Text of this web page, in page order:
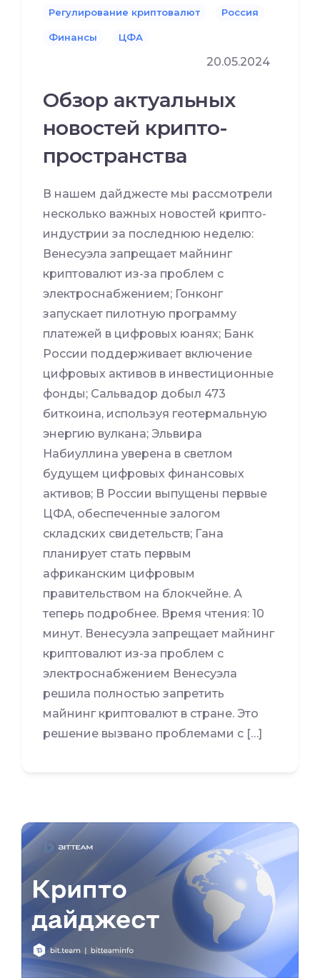
Регулирование криптовалют Россия
Финансы ЦФА
20.05.2024
Обзор актуальных
новостей крипто-
пространства
В нашем дайджесте мы рассмотрели
несколько важных новостей крипто-
индустрии за последнюю неделю:
Венесуэла запрещает майнинг
криптовалют из-за проблем с
электроснабжением; Гонконг
запускает пилотную программу
платежей в цифровых юанях; Банк
России поддерживает включение
цифровых активов в инвестиционные
фонды; Сальвадор добыл 473
биткоина, используя геотермальную
энергию вулкана; Эльвира
Набиуллина уверена в светлом
будущем цифровых финансовых
активов; В России выпущены первые
ЦФА, обеспеченные залогом
складских свидетельств; Гана
планирует стать первым
африканским цифровым
правительством на блокчейне. А
теперь подробнее. Время чтения: 10
минут. Венесуэла запрещает майнинг
криптовалют из-за проблем с
электроснабжением Венесуэла
решила полностью запретить
майнинг криптовалют в стране. Это
решение вызвано проблемами с […]